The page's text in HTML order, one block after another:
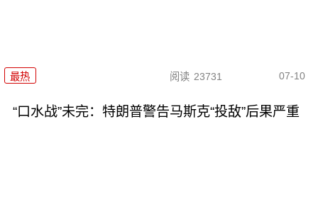
最热 阅读 23731 07-10
“口水战”未完：特朗普警告马斯克“投敌”后果严重